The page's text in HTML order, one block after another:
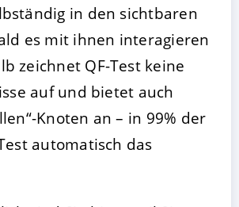
in den sichtbaren
es mit ihnen interagieren
zeichnet QF-Test keine
auf und bietet auch
Knoten an – in 99% der
automatisch das